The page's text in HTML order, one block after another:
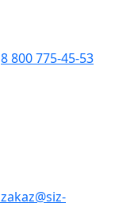
8 800 775-45-53
zakaz@siz-